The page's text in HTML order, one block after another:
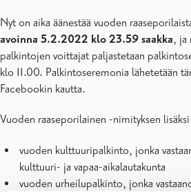
Nyt on aika äänestää vuoden
avoinna 5.2.2022 klo 23.59 saakka, ja
palkintojen voittajat paljastetaan
klo 11.00. Palkintoseremonia lähetetään
Facebookin kautta.
Vuoden raaseporilainen -nimityksen
vuoden kulttuuripalkinto, jonka
kulttuuri- ja vapaa-aikalautakunta
vuoden urheilupalkinto, jonka